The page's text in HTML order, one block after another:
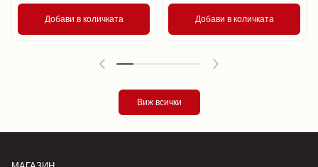
Добави в количката Добави в количката
Виж всички